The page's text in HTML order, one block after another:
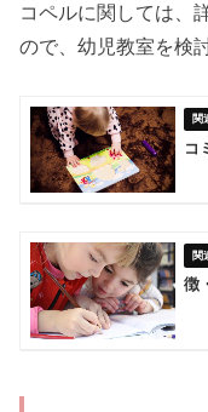
コペルに関しては、
ので、幼児教室を検
コ
徴